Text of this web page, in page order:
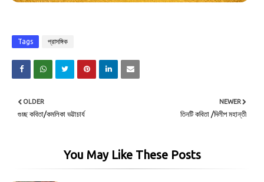
Tags প্রাসঙ্গিক
NEWER
তিনটি কবিতা /দিলীপ মহান্তী
OLDER
গুচ্ছ কবিতা/কমলিকা ভট্টাচার্য
You May Like These Posts